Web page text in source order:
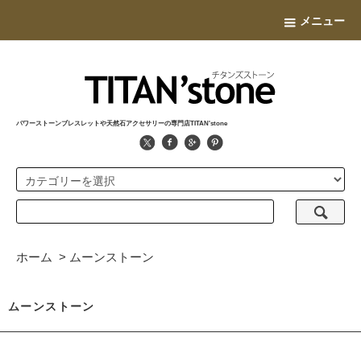
メニュー
パワーストーンブレスレットや天然石アクセサリーの専門店TITAN'stone
ホーム > ムーンストーン
ムーンストーン